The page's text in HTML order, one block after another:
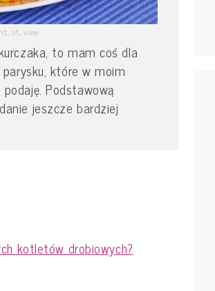
to mam coś dla
które w moim
Podstawową
jeszcze bardziej
kotletów drobiowych?